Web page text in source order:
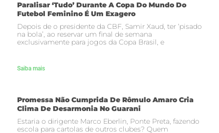
Paralisar ‘tudo’ Durante A Copa Do Mundo Do
Futebol Feminino É Um Exagero
Depois de o presidente da CBF, Samir Xaud, ter ‘pisado
na bola’, ao reservar um final de semana
exclusivamente para jogos da Copa Brasil, e
Saiba mais
Promessa Não Cumprida De Rômulo Amaro Cria
Clima De Desarmonia No Guarani
Estaria o dirigente Marco Eberlin, Ponte Preta, fazendo
escola para cartolas de outros clubes? Quem